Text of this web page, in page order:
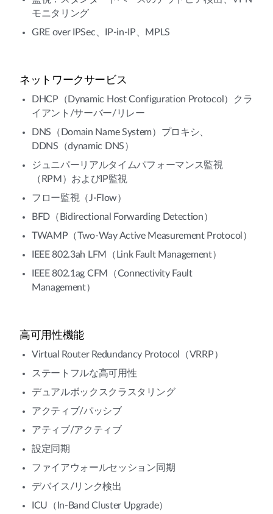
モニタリング
GRE over IPSec、IP-in-IP、MPLS
ネットワークサービス
DHCP（Dynamic Host Configuration Protocol）クラ
イアント/サーバー/リレー
DNS（Domain Name System）プロキシ、
DDNS（dynamic DNS）
ジュニパーリアルタイムパフォーマンス監視
（RPM）およびIP監視
フロー監視（J-Flow）
BFD（Bidirectional Forwarding Detection）
TWAMP（Two-Way Active Measurement Protocol）
IEEE 802.3ah LFM（Link Fault Management）
IEEE 802.1ag CFM（Connectivity Fault
Management）
高可用性機能
Virtual Router Redundancy Protocol（VRRP）
ステートフルな高可用性
デュアルボックスクラスタリング
アクティブ/パッシブ
アティブ/アクティブ
設定同期
ファイアウォールセッション同期
デバイス/リンク検出
ICU（In-Band Cluster Upgrade）